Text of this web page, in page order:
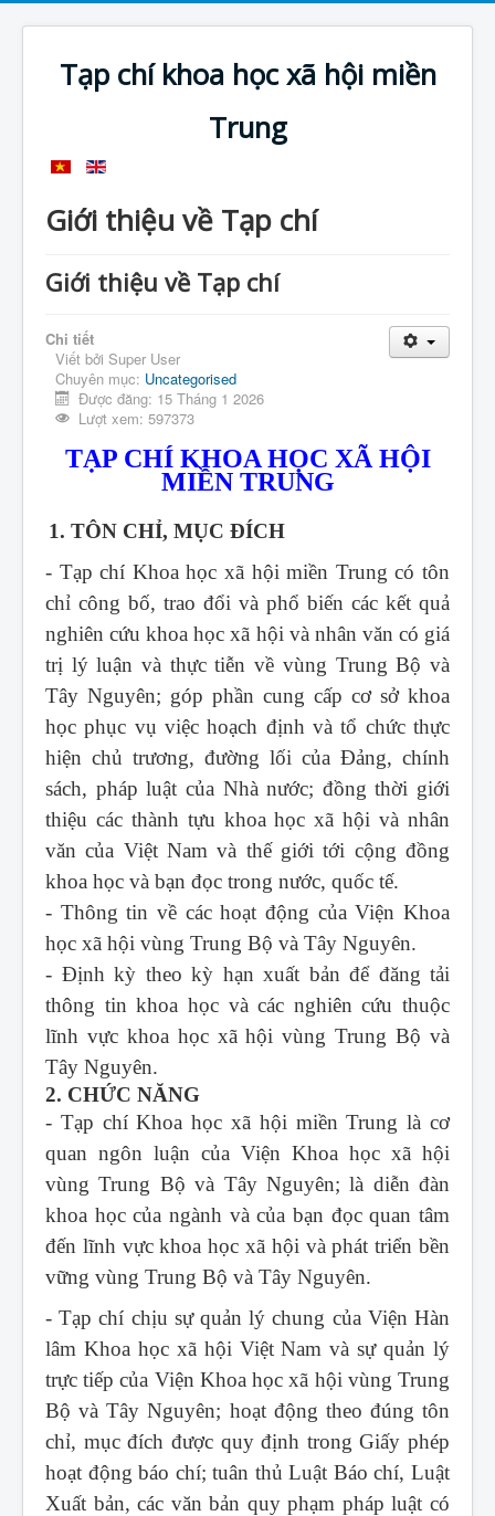
Tạp chí khoa học xã hội miền
Trung
Giới thiệu về Tạp chí
Giới thiệu về Tạp chí
Chi tiết
Viết bởi Super User
Chuyên mục: Uncategorised
Được đăng: 15 Tháng 1 2026
Lượt xem: 597373
TẠP CHÍ KHOA HỌC XÃ HỘI
MIỀN TRUNG
1. TÔN CHỈ, MỤC ĐÍCH
- Tạp chí Khoa học xã hội miền Trung có tôn
chỉ công bố, trao đổi và phổ biến các kết quả
nghiên cứu khoa học xã hội và nhân văn có giá
trị lý luận và thực tiễn về vùng Trung Bộ và
Tây Nguyên; góp phần cung cấp cơ sở khoa
học phục vụ việc hoạch định và tổ chức thực
hiện chủ trương, đường lối của Đảng, chính
sách, pháp luật của Nhà nước; đồng thời giới
thiệu các thành tựu khoa học xã hội và nhân
văn của Việt Nam và thế giới tới cộng đồng
khoa học và bạn đọc trong nước, quốc tế.
- Thông tin về các hoạt động của Viện Khoa
học xã hội vùng Trung Bộ và Tây Nguyên.
- Định kỳ theo kỳ hạn xuất bản để đăng tải
thông tin khoa học và các nghiên cứu thuộc
lĩnh vực khoa học xã hội vùng Trung Bộ và
Tây Nguyên.
2. CHỨC NĂNG
- Tạp chí Khoa học xã hội miền Trung là cơ
quan ngôn luận của Viện Khoa học xã hội
vùng Trung Bộ và Tây Nguyên; là diễn đàn
khoa học của ngành và của bạn đọc quan tâm
đến lĩnh vực khoa học xã hội và phát triển bền
vững vùng Trung Bộ và Tây Nguyên.
- Tạp chí chịu sự quản lý chung của Viện Hàn
lâm Khoa học xã hội Việt Nam và sự quản lý
trực tiếp của Viện Khoa học xã hội vùng Trung
Bộ và Tây Nguyên; hoạt động theo đúng tôn
chỉ, mục đích được quy định trong Giấy phép
hoạt động báo chí; tuân thủ Luật Báo chí, Luật
Xuất bản, các văn bản quy phạm pháp luật có